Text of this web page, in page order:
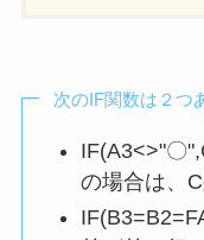
次のIF関数は２つ
IF(A3<>"
の場合は、